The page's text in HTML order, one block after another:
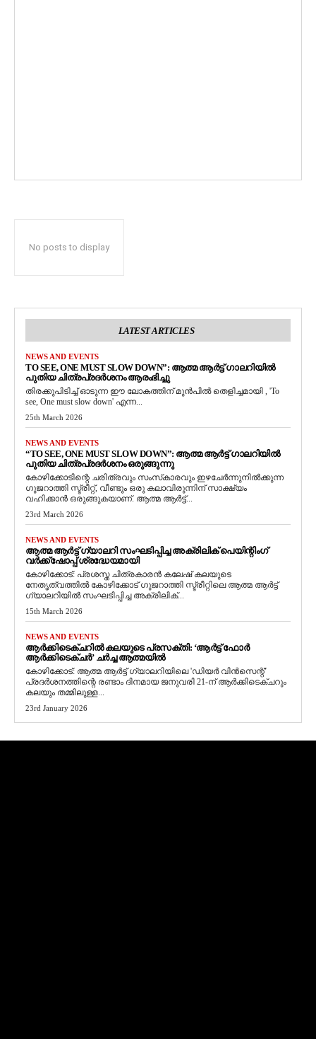
No posts to display
LATEST ARTICLES
NEWS AND EVENTS
TO SEE, ONE MUST SLOW DOWN”: ആത്മ ആർട്ട് ഗാലറിയിൽ
പുതിയ ചിത്രപ്രദർശനം ആരംഭിച്ചു
തിരക്കുപിടിച്ച് ഓടുന്ന ഈ ലോകത്തിന് മുൻപിൽ തെളിച്ചമായി , 'To
see, One must slow down' എന്ന...
25th March 2026
NEWS AND EVENTS
“TO SEE, ONE MUST SLOW DOWN”: ആത്മ ആർട്ട് ഗാലറിയിൽ
പുതിയ ചിത്രപ്രദർശനം ഒരുങ്ങുന്നു
കോഴിക്കോടിന്റെ ചരിത്രവും സംസ്‌കാരവും ഇഴചേർന്നുനിൽക്കുന്ന
ഗുജറാത്തി സ്ട്രീറ്റ്, വീണ്ടും ഒരു കലാവിരുന്നിന് സാക്ഷ്യം
വഹിക്കാൻ ഒരുങ്ങുകയാണ്. ആത്മ ആർട്ട്...
23rd March 2026
NEWS AND EVENTS
ആത്മ ആർട്ട് ഗ്യാലറി സംഘടിപ്പിച്ച അക്രിലിക് പെയിന്റിംഗ്
വർക്ക്‌ഷോപ്പ് ശ്രദ്ധേയമായി
കോഴിക്കോട്: പ്രശസ്ത ചിത്രകാരൻ കലേഷ് കലയുടെ
നേതൃത്വത്തിൽ കോഴിക്കോട് ഗുജറാത്തി സ്ട്രീറ്റിലെ ആത്മ ആർട്ട്
ഗ്യാലറിയിൽ സംഘടിപ്പിച്ച അക്രിലിക്...
15th March 2026
NEWS AND EVENTS
ആർക്കിടെക്ചറിൽ കലയുടെ പ്രസക്തി: ‘ആർട്ട് ഫോർ
ആർക്കിടെക്ചർ’ ചർച്ച ആത്മയിൽ
​കോഴിക്കോട്: ആത്മ ആർട്ട് ഗ്യാലറിയിലെ 'ഡിയർ വിൻസെന്റ്'
പ്രദർശനത്തിന്റെ രണ്ടാം ദിനമായ ജനുവരി 21-ന് ആർക്കിടെക്ചറും
കലയും തമ്മിലുള്ള...
23rd January 2026